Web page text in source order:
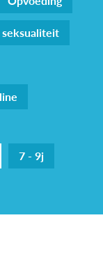
seksualiteit
7 - 9j